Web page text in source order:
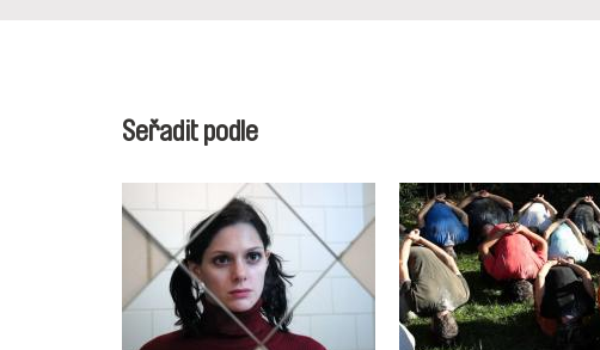
Seřadit podle